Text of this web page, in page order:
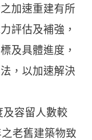
加速重建有所
評估及補強，
及具體進度，
，以加速解決
容留人數較
老舊建築物致